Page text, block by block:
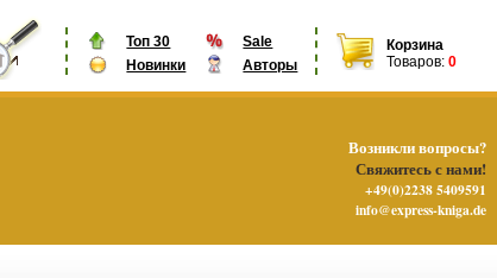
Топ 30
Sale
Новинки
Авторы
Корзина
Товаров: 0
Возникли вопросы?
Свяжитесь с нами!
+49(0)2238 5409591
info@express-kniga.de